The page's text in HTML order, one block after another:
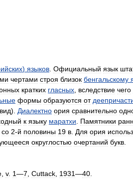
) языков Официальный язык
чертами строя близок бенгальскому
кратких гласных вследствие чего
формы образуются от
вид). Диалектно ория сравнительно
к языку маратхи Памятники
со 2‑й половины 19 в Для ория
округлостью очертаний букв
v. 1—7 Cuttack 1931—40